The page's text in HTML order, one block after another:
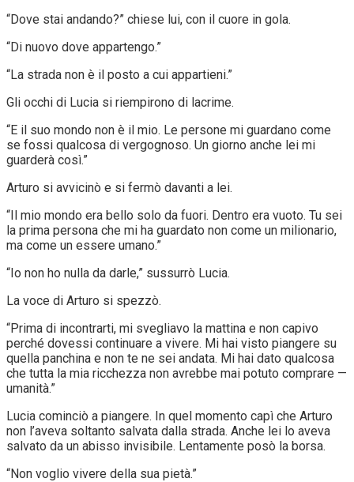
“Dove stai andando?” chiese lui, con il cuore in gola.
“Di nuovo dove appartengo.”
“La strada non è il posto a cui appartieni.”
Gli occhi di Lucia si riempirono di lacrime.
“E il suo mondo non è il mio. Le persone mi guardano come
se fossi qualcosa di vergognoso. Un giorno anche lei mi
guarderà così.”
Arturo si avvicinò e si fermò davanti a lei.
“Il mio mondo era bello solo da fuori. Dentro era vuoto. Tu sei
la prima persona che mi ha guardato non come un milionario,
ma come un essere umano.”
“Io non ho nulla da darle,” sussurrò Lucia.
La voce di Arturo si spezzò.
“Prima di incontrarti, mi svegliavo la mattina e non capivo
perché dovessi continuare a vivere. Mi hai visto piangere su
quella panchina e non te ne sei andata. Mi hai dato qualcosa
che tutta la mia ricchezza non avrebbe mai potuto comprare —
umanità.”
Lucia cominciò a piangere. In quel momento capì che Arturo
non l’aveva soltanto salvata dalla strada. Anche lei lo aveva
salvato da un abisso invisibile. Lentamente posò la borsa.
“Non voglio vivere della sua pietà.”